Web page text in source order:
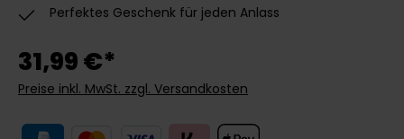
Perfektes Geschenk für jeden Anlass
31,99 €*
Preise inkl. MwSt. zzgl. Versandkosten